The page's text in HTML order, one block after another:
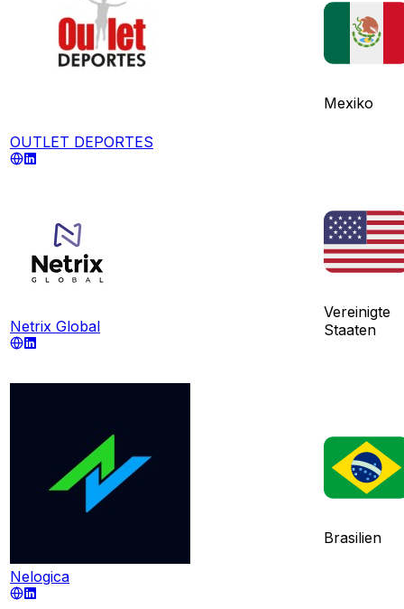
OUTLET DEPORTES
Mexiko
Netrix Global
Vereinigte
Staaten
Nelogica
Brasilien